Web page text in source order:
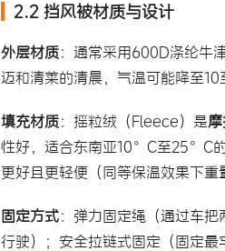
2.2 挡风被材质与设计
外层材质：通常采用600D涤纶牛
迈和清莱的清晨，气温可能降至
填充材质：摇粒绒（Fleece）是
性好，适合东南亚10°C至25°C
更好且更轻便（同等保温效果下重
固定方式：弹力固定绳（通过车
行驶）；安全拉链式固定（固定最